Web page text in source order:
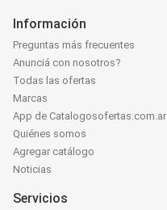
Información
Preguntas más frecuentes
Anunciá con nosotros?
Todas las ofertas
Marcas
App de Catalogosofertas.com.ar
Quiénes somos
Agregar catálogo
Noticias
Servicios